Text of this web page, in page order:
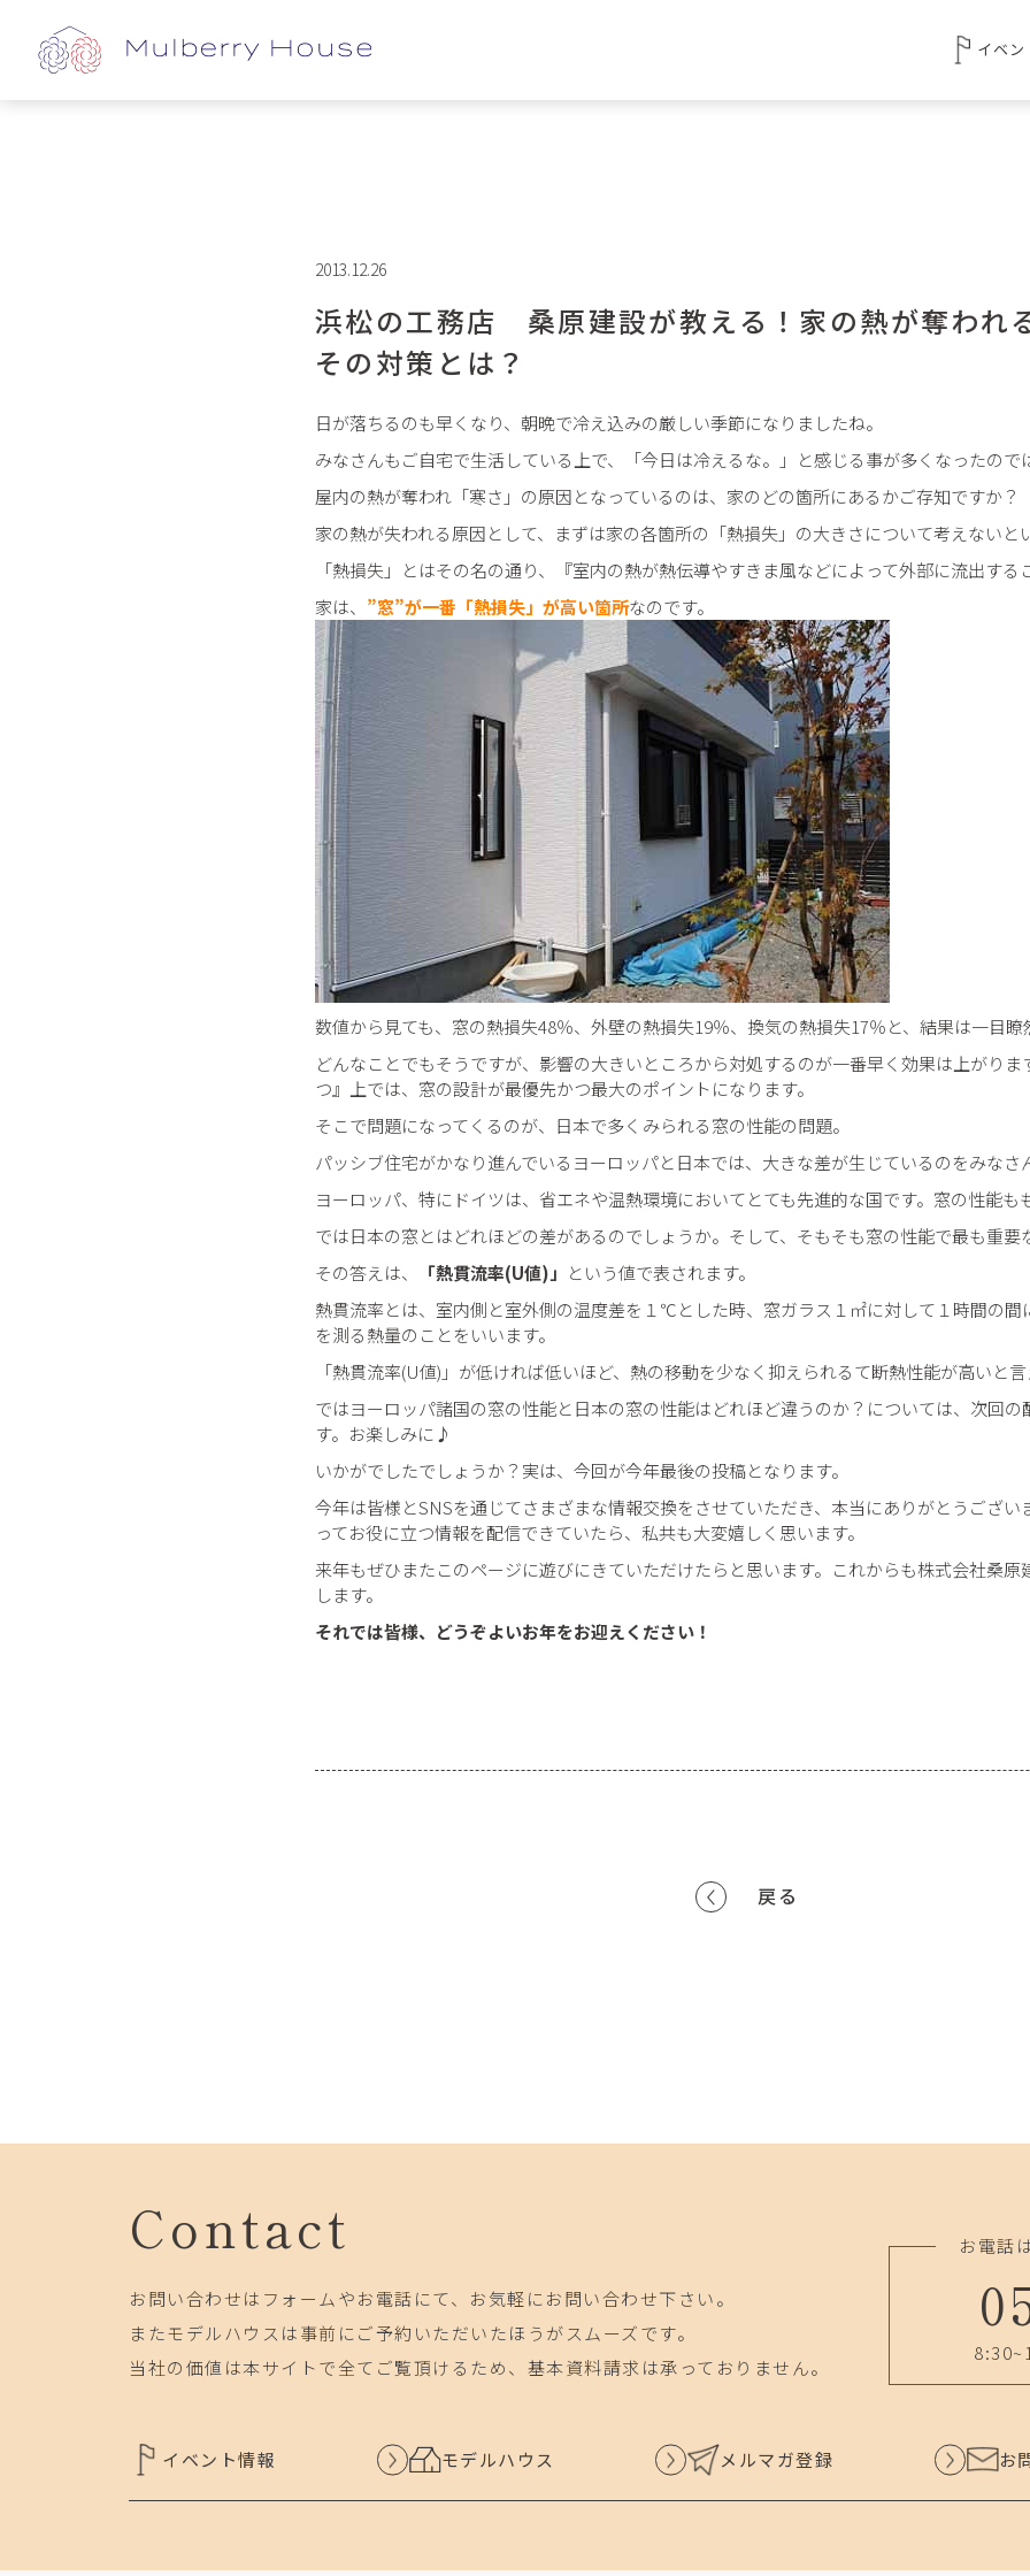
イベ
2013.12.26
浜松の工務店 桑原建設が教える！家の熱が奪われ
その対策とは？
日が落ちるのも早くなり、朝晩で冷え込みの厳しい季節になりましたね。
みなさんもご自宅で生活している上で、「今日は冷えるな。」と感じる事が多くなったので
屋内の熱が奪われ「寒さ」の原因となっているのは、家のどの箇所にあるかご存知ですか？
家の熱が失われる原因として、まずは家の各箇所の「熱損失」の大きさについて考えないと
「熱損失」とはその名の通り、『室内の熱が熱伝導やすきま風などによって外部に流出する
家は、 ”窓”が一番「熱損失」が高い箇所なのです。
数値から見ても、窓の熱損失48％、外壁の熱損失19％、換気の熱損失17％と、結果は一目瞭
どんなことでもそうですが、影響の大きいところから対処するのが一番早く効果は上がり
つ』上では、窓の設計が最優先かつ最大のポイントになります。
そこで問題になってくるのが、日本で多くみられる窓の性能の問題。
パッシブ住宅がかなり進んでいるヨーロッパと日本では、大きな差が生じているのをみなさ
ヨーロッパ、特にドイツは、省エネや温熱環境においてとても先進的な国です。窓の性能も
では日本の窓とはどれほどの差があるのでしょうか。そして、そもそも窓の性能で最も重要
その答えは、
「熱貫流率(U値)」 という値で表されます。
熱貫流率とは、室内側と室外側の温度差を１℃とした時、窓ガラス１㎡に対して１時間の間
を測る熱量のことをいいます。
「熱貫流率(U値)」が低ければ低いほど、熱の移動を少なく抑えられるて断熱性能が高いと言
ではヨーロッパ諸国の窓の性能と日本の窓の性能はどれほど違うのか？については、次回の
す。お楽しみに♪
いかがでしたでしょうか？実は、今回が今年最後の投稿となります。
今年は皆様とSNSを通じてさまざまな情報交換をさせていただき、本当にありがとうござい
ってお役に立つ情報を配信できていたら、私共も大変嬉しく思います。
来年もぜひまたこのページに遊びにきていただけたらと思います。これからも株式会社桑原
します。
それでは皆様、どうぞよいお年をお迎えください！
戻る
Contact
お問い合わせはフォームやお電話にて、お気軽にお問い合わせ下さい。
またモデルハウスは事前にご予約いただいたほうがスムーズです。
当社の価値は本サイトで全てご覧頂けるため、基本資料請求は承っておりません。
お電話
イベント情報 モデルハウス メルマガ登録 お